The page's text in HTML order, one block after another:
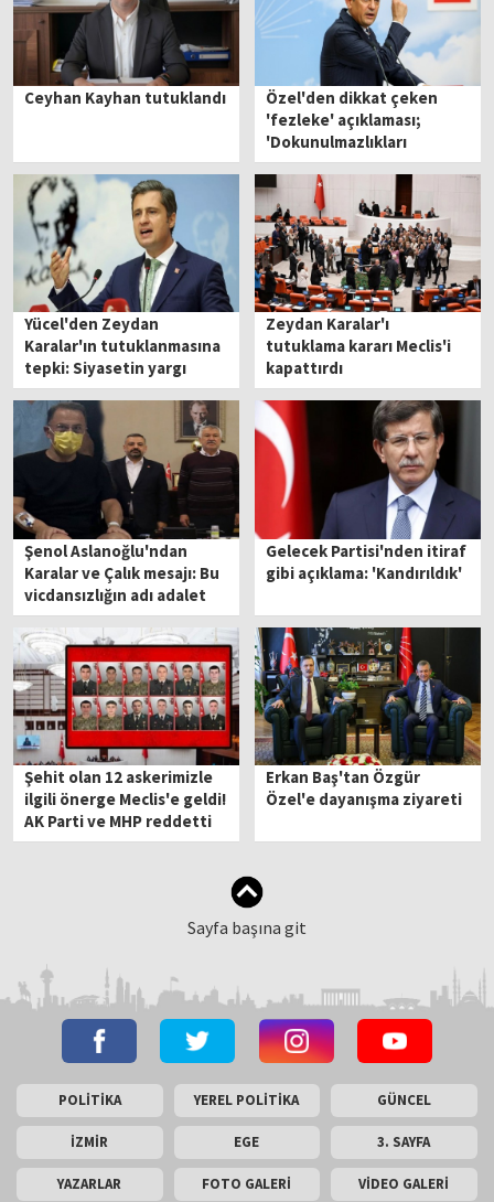
Ceyhan Kayhan tutuklandı
Özel'den dikkat çeken
'fezleke' açıklaması;
'Dokunulmazlıkları
istedikleri gibi
kaldırabilirler'
Yücel'den Zeydan
Karalar'ın tutuklanmasına
tepki: Siyasetin yargı
eliyle muhalefeti sindirme
girişimi
Zeydan Karalar'ı
tutuklama kararı Meclis'i
kapattırdı
Şenol Aslanoğlu'ndan
Karalar ve Çalık mesajı: Bu
vicdansızlığın adı adalet
olamaz!
Gelecek Partisi'nden itiraf
gibi açıklama: 'Kandırıldık'
Şehit olan 12 askerimizle
ilgili önerge Meclis'e geldi!
AK Parti ve MHP reddetti
Erkan Baş'tan Özgür
Özel'e dayanışma ziyareti
Sayfa başına git
POLİTİKA YEREL POLİTİKA GÜNCEL
İZMİR EGE 3. SAYFA
YAZARLAR FOTO GALERİ VİDEO GALERİ